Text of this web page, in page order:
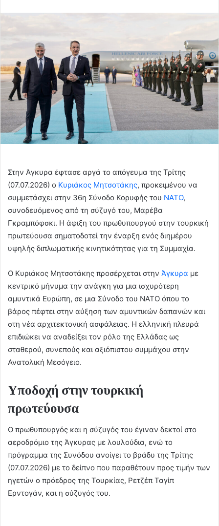
Στην Άγκυρα έφτασε αργά το απόγευμα της Τρίτης
(07.07.2026) ο Κυριάκος Μητσοτάκης, προκειμένου να
συμμετάσχει στην 36η Σύνοδο Κορυφής του ΝΑΤΟ,
συνοδευόμενος από τη σύζυγό του, Μαρέβα
Γκραμπόφσκι. Η άφιξη του πρωθυπουργού στην τουρκική
πρωτεύουσα σηματοδοτεί την έναρξη ενός διημέρου
υψηλής διπλωματικής κινητικότητας για τη Συμμαχία.
Ο Κυριάκος Μητσοτάκης προσέρχεται στην Άγκυρα με
κεντρικό μήνυμα την ανάγκη για μια ισχυρότερη
αμυντικά Ευρώπη, σε μια Σύνοδο του ΝΑΤΟ όπου το
βάρος πέφτει στην αύξηση των αμυντικών δαπανών και
στη νέα αρχιτεκτονική ασφάλειας. Η ελληνική πλευρά
επιδιώκει να αναδείξει τον ρόλο της Ελλάδας ως
σταθερού, συνεπούς και αξιόπιστου συμμάχου στην
Ανατολική Μεσόγειο.
Υποδοχή στην τουρκική
πρωτεύουσα
Ο πρωθυπουργός και η σύζυγός του έγιναν δεκτοί στο
αεροδρόμιο της Άγκυρας με λουλούδια, ενώ το
πρόγραμμα της Συνόδου ανοίγει το βράδυ της Τρίτης
(07.07.2026) με το δείπνο που παραθέτουν προς τιμήν των
ηγετών ο πρόεδρος της Τουρκίας, Ρετζέπ Ταγίπ
Ερντογάν, και η σύζυγός του.